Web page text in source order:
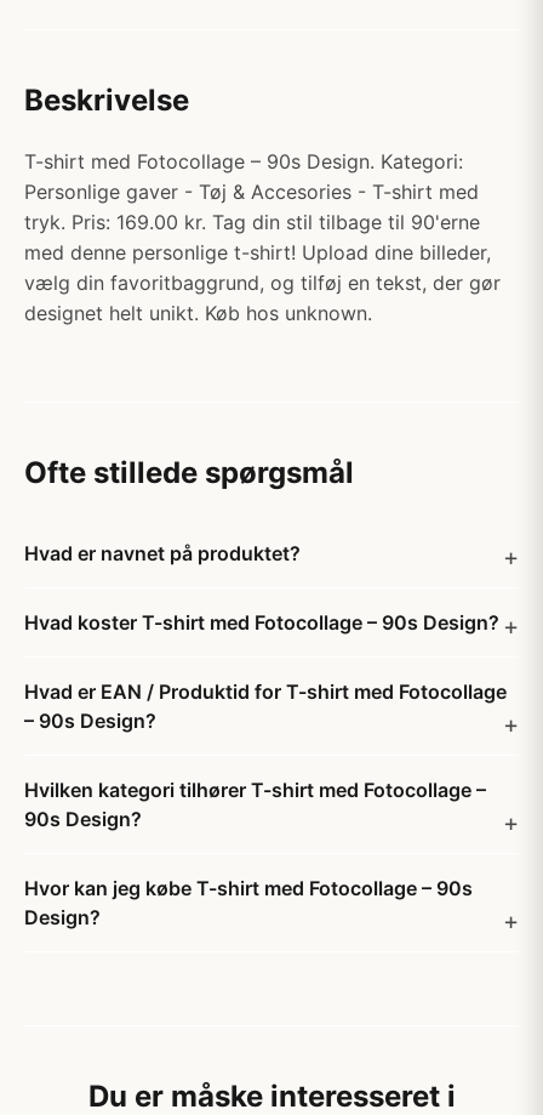
Beskrivelse
T-shirt med Fotocollage – 90s Design. Kategori:
Personlige gaver - Tøj & Accesories - T-shirt med
tryk. Pris: 169.00 kr. Tag din stil tilbage til 90'erne
med denne personlige t-shirt! Upload dine billeder,
vælg din favoritbaggrund, og tilføj en tekst, der gør
designet helt unikt. Køb hos unknown.
Ofte stillede spørgsmål
Hvad er navnet på produktet?
Hvad koster T-shirt med Fotocollage – 90s Design?
Hvad er EAN / Produktid for T-shirt med Fotocollage
– 90s Design?
Hvilken kategori tilhører T-shirt med Fotocollage –
90s Design?
Hvor kan jeg købe T-shirt med Fotocollage – 90s
Design?
Du er måske interesseret i